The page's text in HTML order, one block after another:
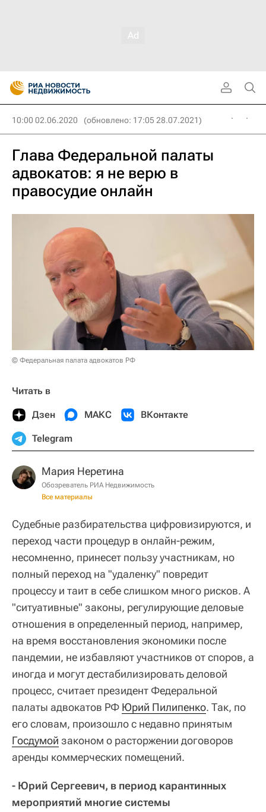
10:00 02.06.2020 (обновлено: 17:05 28.07.2021)
Глава Федеральной палаты
адвокатов: я не верю в
правосудие онлайн
© Федеральная палата адвокатов РФ
Читать в
Дзен МАКС ВКонтакте
Telegram
Мария Неретина
Обозреватель РИА Недвижимость
Все материалы
Судебные разбирательства цифровизируются, и
переход части процедур в онлайн-режим,
несомненно, принесет пользу участникам, но
полный переход на "удаленку" повредит
процессу и таит в себе слишком много рисков. А
"ситуативные" законы, регулирующие деловые
отношения в определенный период, например,
на время восстановления экономики после
пандемии, не избавляют участников от споров, а
иногда и могут дестабилизировать деловой
процесс, считает президент Федеральной
палаты адвокатов РФ Юрий Пилипенко. Так, по
его словам, произошло с недавно принятым
Госдумой законом о расторжении договоров
аренды коммерческих помещений.
- Юрий Сергеевич, в период карантинных
мероприятий многие системы